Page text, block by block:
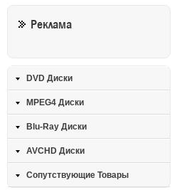
Реклама
DVD Диски
MPEG4 Диски
Blu-Ray Диски
AVCHD Диски
Сопутствующие Товары